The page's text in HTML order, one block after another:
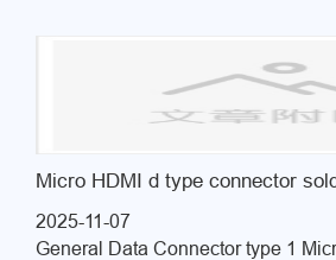
Micro HDMI d type connector
2025-11-07
General Data Connector type 1